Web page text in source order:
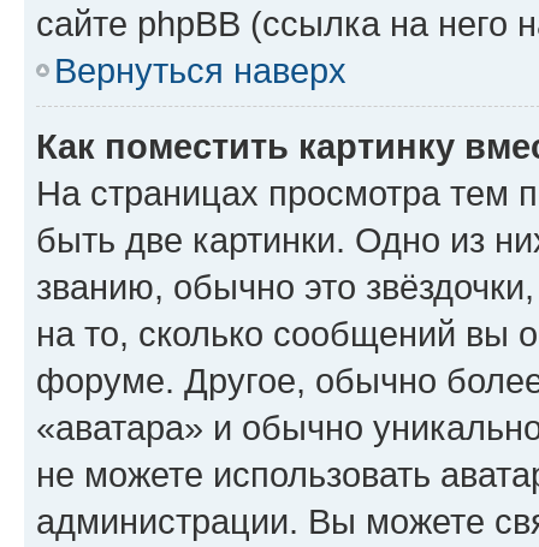
сайте phpBB (ссылка на него
Вернуться наверх
Как поместить картинку
На страницах просмотра тем
быть две картинки. Одно из
званию, обычно это
на то, сколько сообщений вы
форуме. Другое, обычно
«аватара» и обычно
не можете использовать
администрации. Вы можете